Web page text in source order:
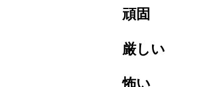
頑固
厳しい
怖い